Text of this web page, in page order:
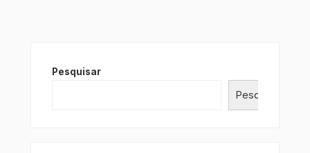
Pesquisar
Pesquisar